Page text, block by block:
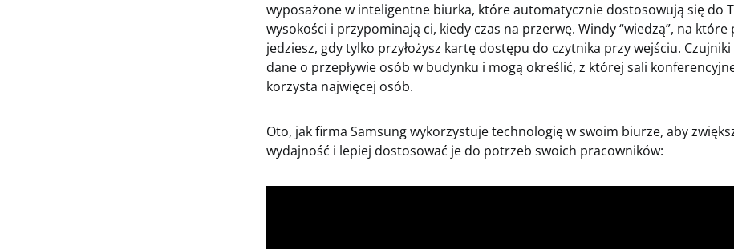
wyposażone w inteligentne biurka, które automatycznie dostosowują się do
wysokości i przypominają ci, kiedy czas na przerwę. Windy “wiedzą”, na które
jedziesz, gdy tylko przyłożysz kartę dostępu do czytnika przy wejściu.
dane o przepływie osób w budynku i mogą określić, z której sali
korzysta najwięcej osób.
Oto, jak firma Samsung wykorzystuje technologię w swoim biurze, aby
wydajność i lepiej dostosować je do potrzeb swoich pracowników: